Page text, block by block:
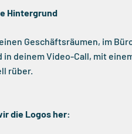
Hintergrund
Geschäftsräumen, im
deinem Video-Call, mit
rüber.
die Logos her: